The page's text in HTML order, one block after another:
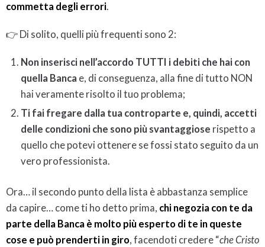
commetta degli errori.
👉 Di solito, quelli più frequenti sono 2:
Non inserisci nell’accordo TUTTI i debiti che hai con
quella Banca e, di conseguenza, alla fine di tutto NON
hai veramente risolto il tuo problema;
Ti fai fregare dalla tua controparte e, quindi, accetti
delle condizioni che sono più svantaggiose rispetto a
quello che potevi ottenere se fossi stato seguito da un
vero professionista.
Ora… il secondo punto della lista è abbastanza semplice
da capire… come ti ho detto prima, chi negozia con te da
parte della Banca è molto più esperto di te in queste
cose e può prenderti in giro, facendoti credere “che Cristo